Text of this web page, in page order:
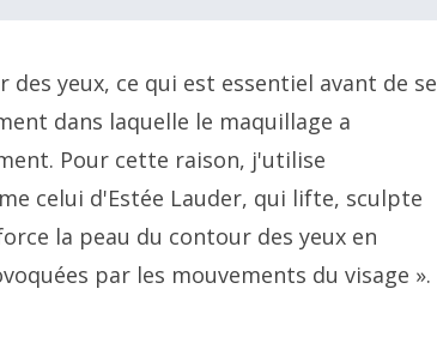
yeux, ce qui est essentiel avant de se
dans laquelle le maquillage a
Pour cette raison, j'utilise
celui d'Estée Lauder, qui lifte, sculpte
la peau du contour des yeux en
par les mouvements du visage ».